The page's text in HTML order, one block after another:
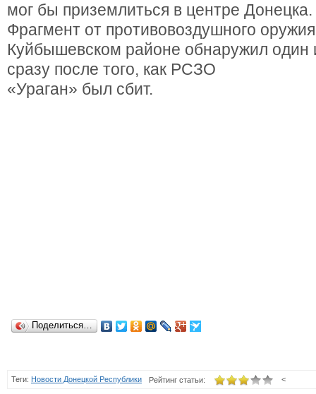
мог бы приземлиться в центре Донецка.
Фрагмент от противовоздушного
Куйбышевском районе обнаружил один
сразу после того, как РСЗО
«Ураган» был сбит.
Поделиться…
Теги: Новости Донецкой Республики <
Рейтинг статьи: